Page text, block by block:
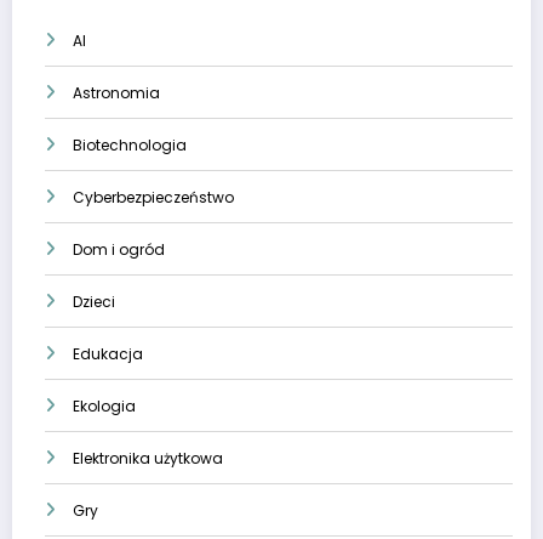
AI
Astronomia
Biotechnologia
Cyberbezpieczeństwo
Dom i ogród
Dzieci
Edukacja
Ekologia
Elektronika użytkowa
Gry